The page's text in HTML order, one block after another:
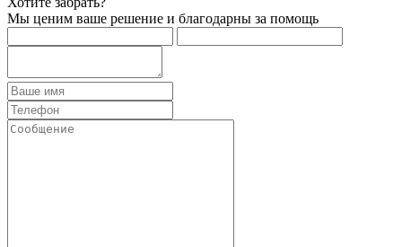
Мы ценим ваше решение и благодарны за помощь